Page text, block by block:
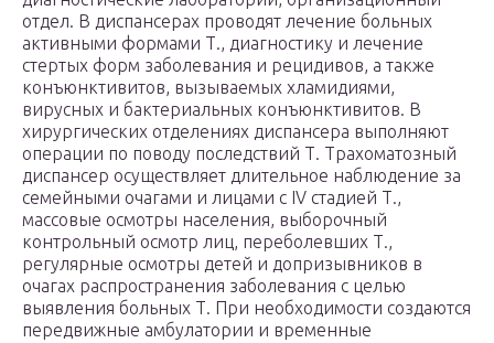
отдел. В диспансерах проводят лечение больных
активными формами Т., диагностику и лечение
стертых форм заболевания и рецидивов, а также
конъюнктивитов, вызываемых хламидиями,
вирусных и бактериальных конъюнктивитов. В
хирургических отделениях диспансера выполняют
операции по поводу последствий Т. Трахоматозный
диспансер осуществляет длительное наблюдение за
семейными очагами и лицами с IV стадией Т.,
массовые осмотры населения, выборочный
контрольный осмотр лиц, переболевших Т.,
регулярные осмотры детей и допризывников в
очагах распространения заболевания с целью
выявления больных Т. При необходимости создаются
передвижные амбулатории и временные